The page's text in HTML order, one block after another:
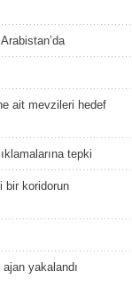
ait mevzileri hedef
tepki
bir koridorun
yakalandı